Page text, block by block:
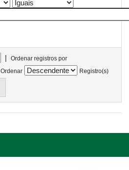
|
Ordenar registros por
Ordenar
Registro(s)